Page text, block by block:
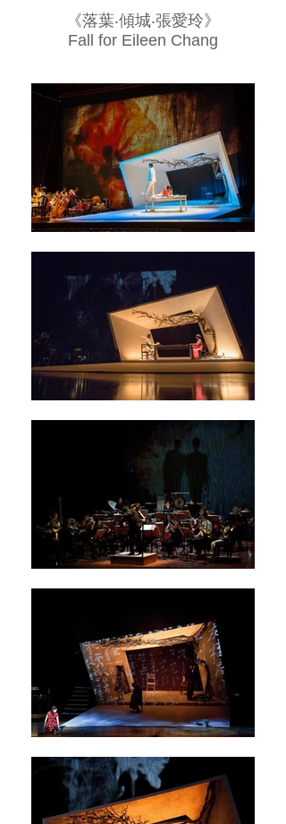
《落葉‧傾城‧張愛玲》
Fall for Eileen Chang